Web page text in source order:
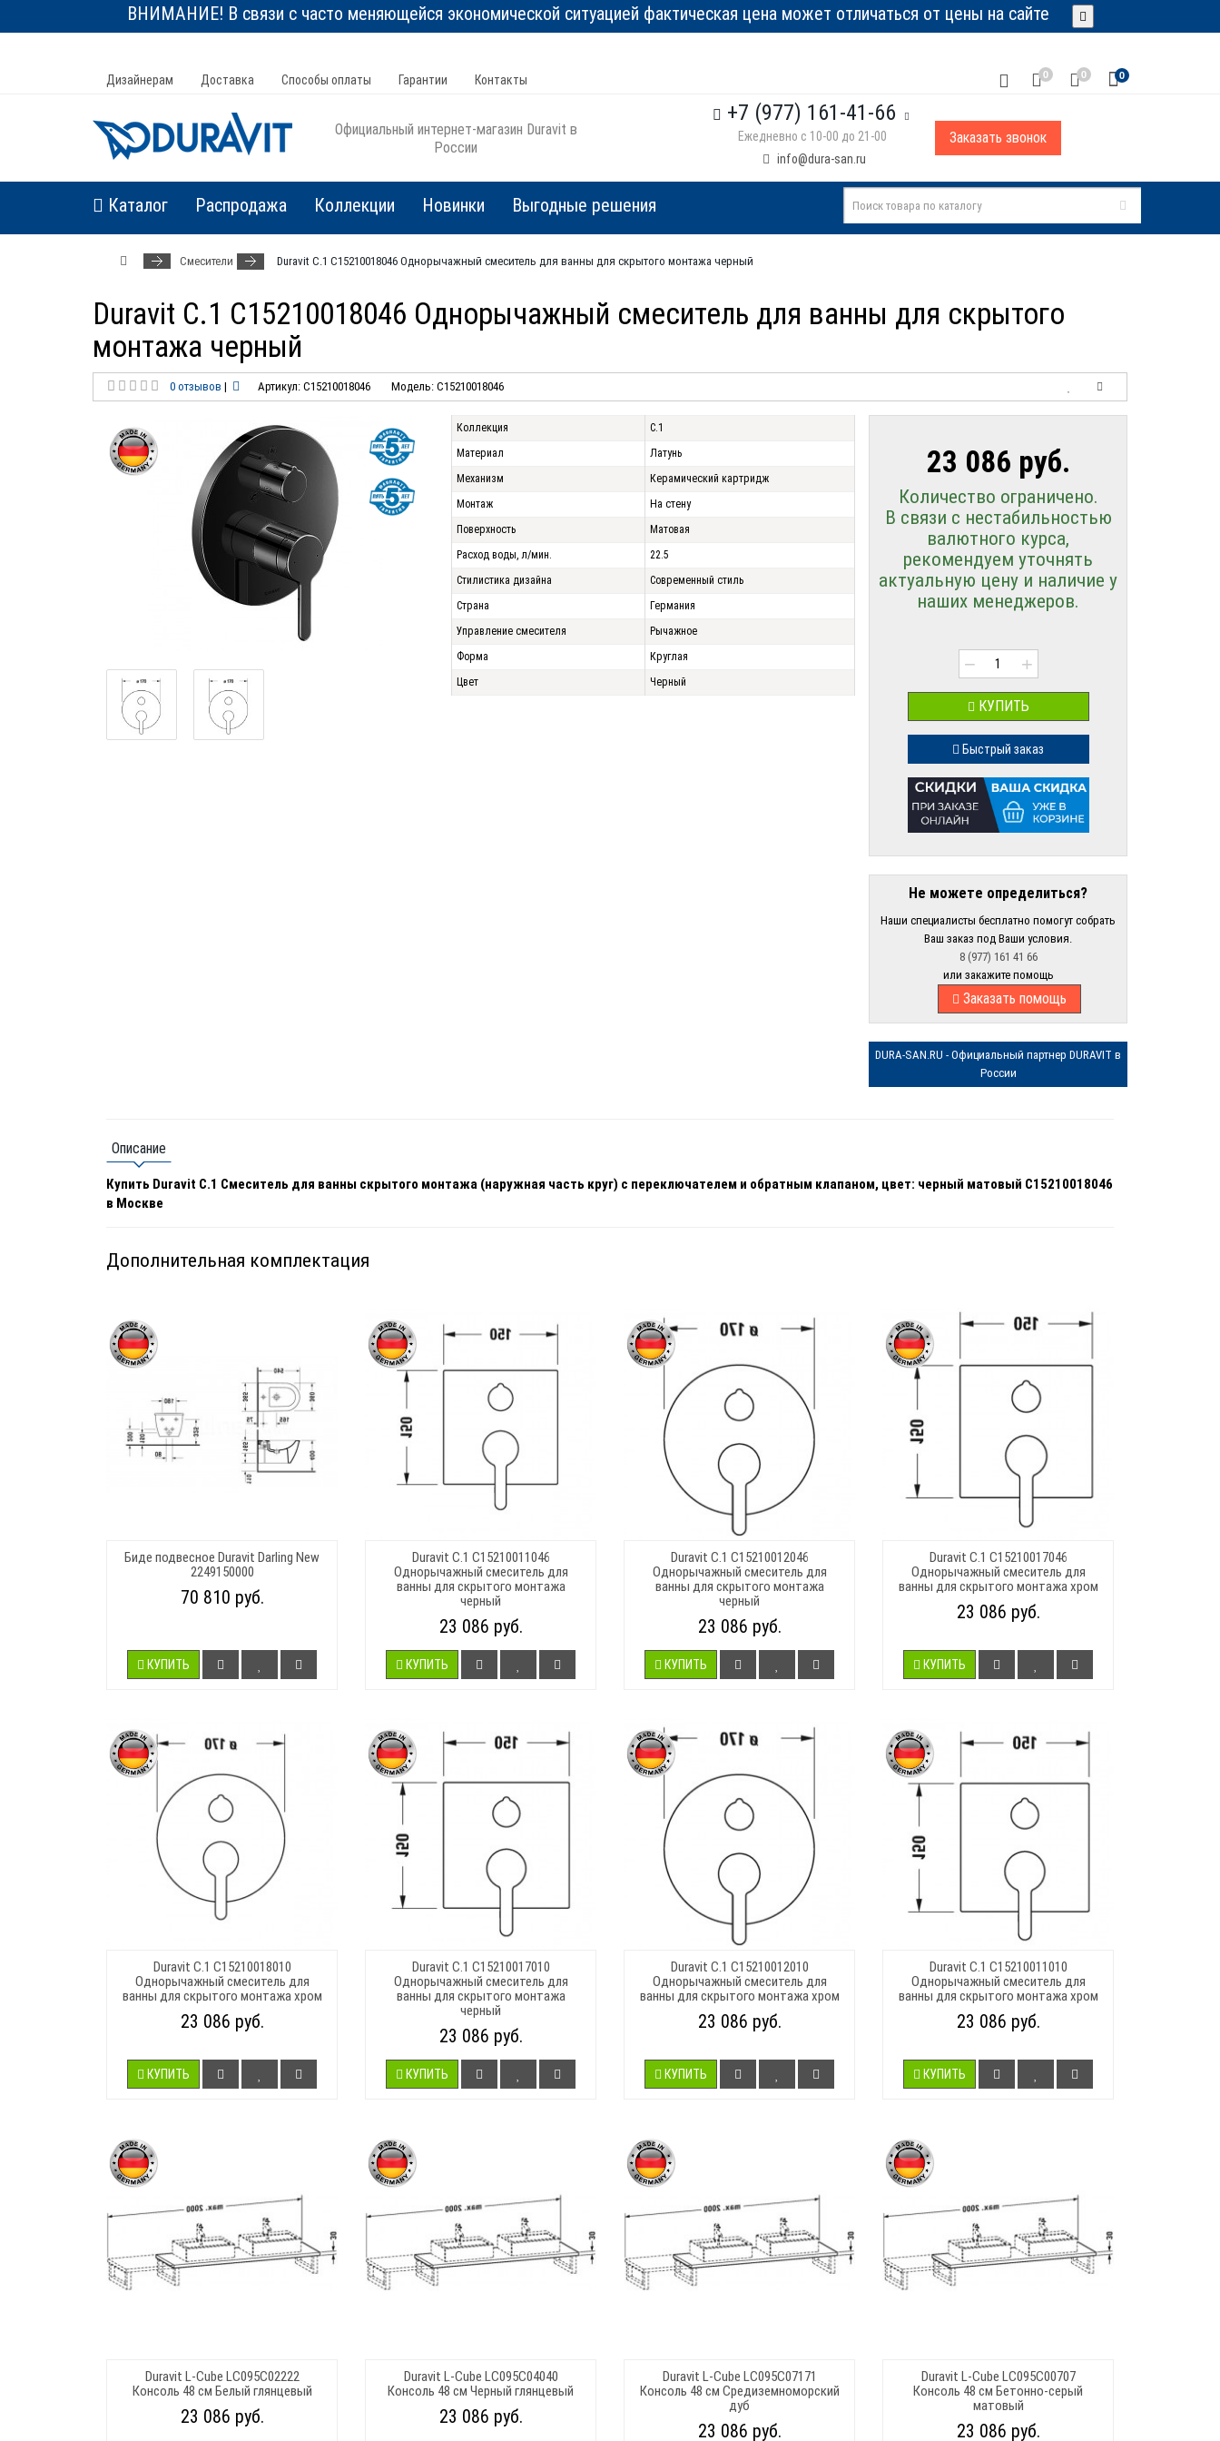
ВНИМАНИЕ! В связи с часто меняющейся экономической ситуацией фактическая цена может отличаться от цены на сайте
Дизайнерам Доставка Способы оплаты Гарантии Контакты 0 0 0
Официальный интернет-магазин Duravit в
России
+7 (977) 161-41-66
Ежедневно с 10-00 до 21-00
info@dura-san.ru
Заказать звонок
Каталог Распродажа Коллекции Новинки Выгодные решения
Смесители Duravit C.1 C15210018046 Однорычажный смеситель для ванны для скрытого монтажа черный
Duravit C.1 C15210018046 Однорычажный смеситель для ванны для скрытого
монтажа черный
0 отзывов | Артикул: C15210018046 Модель: C15210018046
Коллекция
C.1
Материал
Латунь
Механизм
Керамический картридж
Монтаж
На стену
Поверхность
Матовая
Расход воды, л/мин.
22.5
Стилистика дизайна
Современный стиль
Страна
Германия
Управление смесителя
Рычажное
Форма
Круглая
Цвет
Черный
23 086 руб.
Количество ограничено.
В связи с нестабильностью
валютного курса,
рекомендуем уточнять
актуальную цену и наличие у
наших менеджеров.
− +
КУПИТЬ
Быстрый заказ
Не можете определиться?
Наши специалисты бесплатно помогут собрать
Ваш заказ под Ваши условия.
8 (977) 161 41 66
или закажите помощь
Заказать помощь
DURA-SAN.RU - Официальный партнер DURAVIT в
России
Описание
Купить Duravit C.1 Смеситель для ванны скрытого монтажа (наружная часть круг) с переключателем и обратным клапаном, цвет: черный матовый C15210018046
в Москве
Дополнительная комплектация
Биде подвесное Duravit Darling New
2249150000
70 810 руб.
КУПИТЬ
Duravit C.1 C15210011046
Однорычажный смеситель для
ванны для скрытого монтажа
черный
23 086 руб.
КУПИТЬ
Duravit C.1 C15210012046
Однорычажный смеситель для
ванны для скрытого монтажа
черный
23 086 руб.
КУПИТЬ
Duravit C.1 C15210017046
Однорычажный смеситель для
ванны для скрытого монтажа хром
23 086 руб.
КУПИТЬ
Duravit C.1 C15210018010
Однорычажный смеситель для
ванны для скрытого монтажа хром
23 086 руб.
КУПИТЬ
Duravit C.1 C15210017010
Однорычажный смеситель для
ванны для скрытого монтажа
черный
23 086 руб.
КУПИТЬ
Duravit C.1 C15210012010
Однорычажный смеситель для
ванны для скрытого монтажа хром
23 086 руб.
КУПИТЬ
Duravit C.1 C15210011010
Однорычажный смеситель для
ванны для скрытого монтажа хром
23 086 руб.
КУПИТЬ
Duravit L-Cube LC095C02222
Консоль 48 см Белый глянцевый
23 086 руб.
Duravit L-Cube LC095C04040
Консоль 48 см Черный глянцевый
23 086 руб.
Duravit L-Cube LC095C07171
Консоль 48 см Средиземноморский
дуб
23 086 руб.
Duravit L-Cube LC095C00707
Консоль 48 см Бетонно-серый
матовый
23 086 руб.